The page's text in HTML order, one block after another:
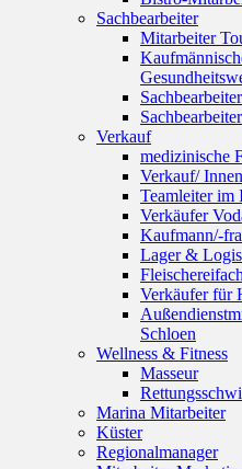
Sachbearbeiter
Mitarbeiter
Verkauf
medizinische
Verkauf/
Teamleiter im
Verkäufer
Kaufmann/-
Lager &
Verkäufer für
Schloen
Wellness & Fitness
Masseur
Marina Mitarbeiter
Küster
Regionalmanager